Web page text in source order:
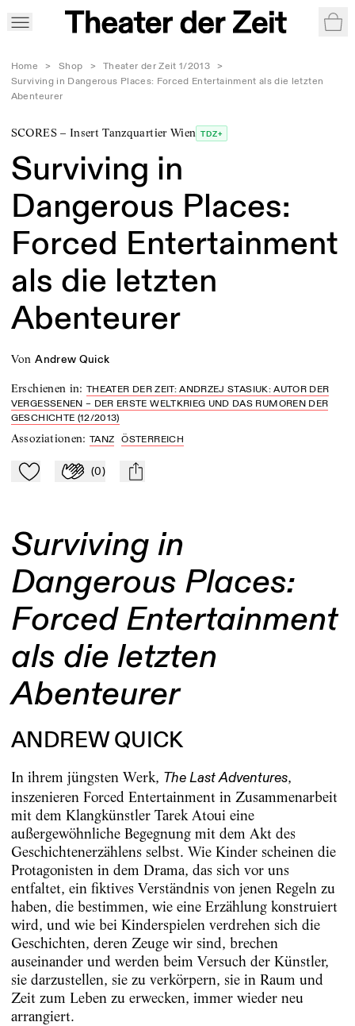
Home > Shop > Theater der Zeit 1/2013
>
Surviving in Dangerous Places: Forced Entertainment als die letzten
Abenteurer
SCORES – Insert Tanzquartier Wien TDZ+
Surviving in
Dangerous Places:
Forced Entertainment
als die letzten
Abenteurer
von Andrew Quick
Erschienen in:THEATER DER ZEIT: ANDRZEJ STASIUK: AUTOR DER
VERGESSENEN – DER ERSTE WELTKRIEG UND DAS RUMOREN DER
GESCHICHTE (12/2013)
Assoziationen:TANZ ÖSTERREICH
Zu Mein-TdZ hinzufügen
Applaudieren
(0) mail
Surviving in
Dangerous Places:
Forced Entertainment
als die letzten
Abenteurer
ANDREW QUICK
In ihrem jüngsten Werk, The Last Adventures,
inszenieren Forced Entertainment in Zusammenarbeit
mit dem Klangkünstler Tarek Atoui eine
außergewöhnliche Begegnung mit dem Akt des
Geschichtenerzählens selbst. Wie Kinder scheinen die
Protagonisten in dem Drama, das sich vor uns
entfaltet, ein fiktives Verständnis von jenen Regeln zu
haben, die bestimmen, wie eine Erzählung konstruiert
wird, und wie bei Kinderspielen verdrehen sich die
Geschichten, deren Zeuge wir sind, brechen
auseinander und werden beim Versuch der Künstler,
sie darzustellen, sie zu verkörpern, sie in Raum und
Zeit zum Leben zu erwecken, immer wieder neu
arrangiert.